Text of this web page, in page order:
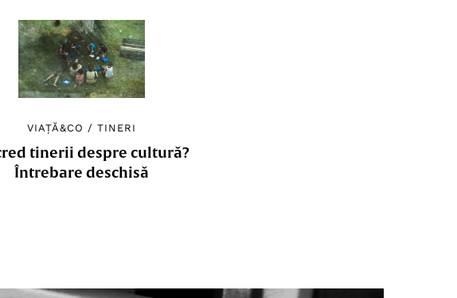
VIAȚĂ&CO /TINERI
tinerii despre cultură?
Întrebare deschisă